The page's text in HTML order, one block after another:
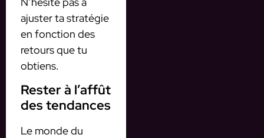
ajuster ta stratégie
en fonction des
retours que tu
obtiens.
Rester à l’affût
des tendances
Le monde du